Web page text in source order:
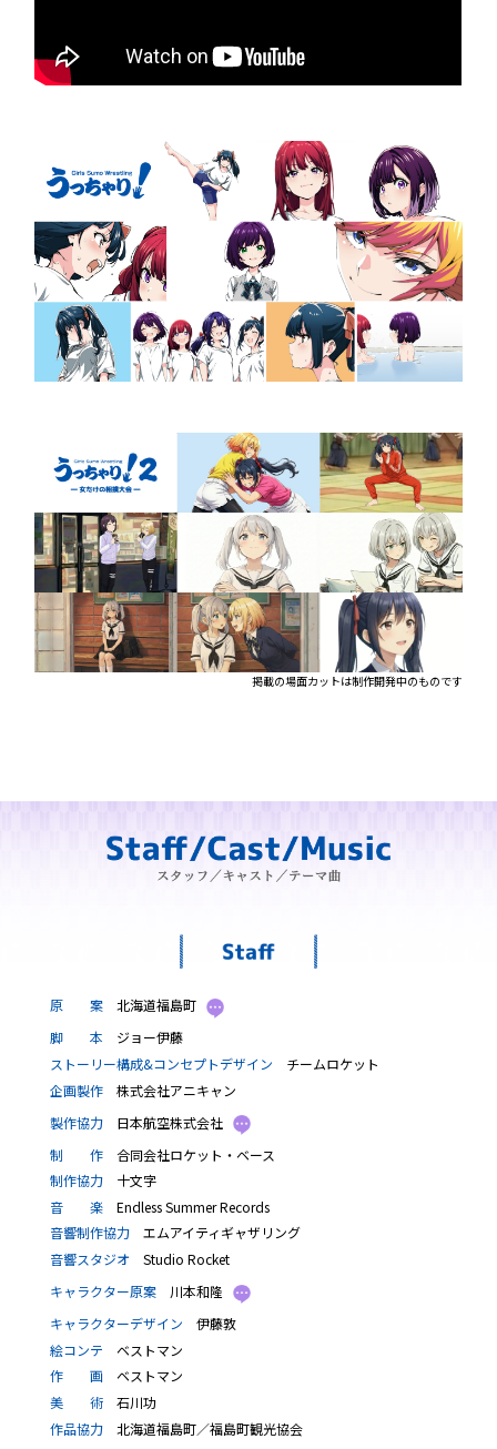
掲載の場面カットは制作開発中のものです
原 案
北海道福島町
脚 本
ジョー伊藤
ストーリー構成&コンセプトデザイン
チームロケット
企画製作
株式会社アニキャン
製作協力
日本航空株式会社
制 作
合同会社ロケット・ベース
制作協力
十文字
音 楽
Endless Summer Records
音響制作協力
エムアイティギャザリング
音響スタジオ
Studio Rocket
キャラクター原案
川本和隆
キャラクターデザイン
伊藤敦
絵コンテ
ベストマン
作 画
ベストマン
美 術
石川功
作品協力
北海道福島町／福島町観光協会